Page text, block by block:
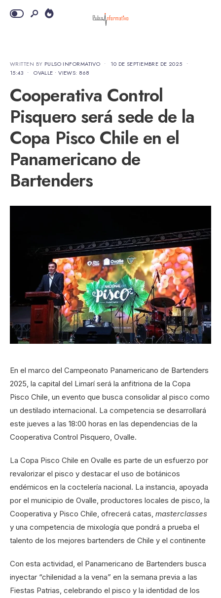
WRITTEN BY PULSO INFORMATIVO • 10 DE SEPTIEMBRE DE 2025
•
15:43 • OVALLE •VIEWS: 868
Cooperativa Control
Pisquero será sede de la
Copa Pisco Chile en el
Panamericano de
Bartenders
En el marco del Campeonato Panamericano de Bartenders
2025, la capital del Limarí será la anfitriona de la Copa
Pisco Chile, un evento que busca consolidar al pisco como
un destilado internacional. La competencia se desarrollará
este jueves a las 18:00 horas en las dependencias de la
Cooperativa Control Pisquero, Ovalle.
La Copa Pisco Chile en Ovalle es parte de un esfuerzo por
revalorizar el pisco y destacar el uso de botánicos
endémicos en la coctelería nacional. La instancia, apoyada
por el municipio de Ovalle, productores locales de pisco, la
Cooperativa y Pisco Chile, ofrecerá catas, masterclasses
y una competencia de mixología que pondrá a prueba el
talento de los mejores bartenders de Chile y el continente
Con esta actividad, el Panamericano de Bartenders busca
inyectar “chilenidad a la vena” en la semana previa a las
Fiestas Patrias, celebrando el pisco y la identidad de los